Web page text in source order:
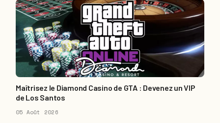
Maîtrisez le Diamond Casino de GTA : Devenez un VIP
de Los Santos
05 Août 2026